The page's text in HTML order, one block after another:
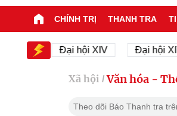
CHÍNH TRỊ THANH TRA
Đại hội XIV Đại hội XIV của
Xã hội / Văn hóa -
Theo dõi Báo Thanh tra